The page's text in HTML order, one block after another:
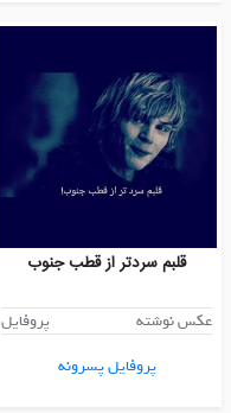
قلبم سردتر از قطب جنوب
عکس نوشته
پروفایل
پروفایل پسرونه